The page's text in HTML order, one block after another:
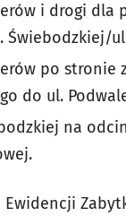
i drogi
po
do ul.
na